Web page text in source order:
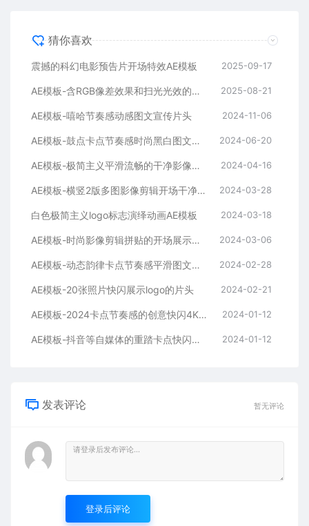
猜你喜欢
震撼的科幻电影预告片开场特效AE模板 2025-09-17
AE模板-含RGB像差效果和扫光光效的快速logo开场 2025-08-21
AE模板-嘻哈节奏感动感图文宣传片头 2024-11-06
AE模板-鼓点卡点节奏感时尚黑白图文排版展示开场片头 2024-06-20
AE模板-极简主义平滑流畅的干净影像排版展示开场 2024-04-16
AE模板-横竖2版多图影像剪辑开场干净平滑时尚片头 2024-03-28
白色极简主义logo标志演绎动画AE模板 2024-03-18
AE模板-时尚影像剪辑拼贴的开场展示片头 2024-03-06
AE模板-动态韵律卡点节奏感平滑图文拼贴宣传片头 2024-02-28
AE模板-20张照片快闪展示logo的片头 2024-02-21
AE模板-2024卡点节奏感的创意快闪4K宣传片头 2024-01-12
AE模板-抖音等自媒体的重踏卡点快闪宣传开场 2024-01-12
发表评论 暂无评论
登录后评论